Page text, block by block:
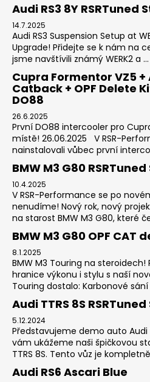
Audi RS3 8Y RSRTuned
14.7.2025
Audi RS3 Suspension Setup at
Upgrade! Přidejte se k nám na
jsme navštívili známý WERK2 a ...
Cupra Formentor VZ5
Catback + OPF Delete
DO88
26.6.2025
První DO88 intercooler pro
místě! 26.06.2025 V RSR-
nainstalovali vůbec první
BMW M3 G80
10.4.2025
V RSR-Performance se po
nenudíme! Nový rok, nový
na starost BMW M3 G80, které
BMW M3 G80 OPF CAT
8.1.2025
BMW M3 Touring na steroidech!
hranice výkonu i stylu s naší
Touring dostalo: Karbonové sání
Audi TTRS 8S
5.12.2024
Představujeme demo auto Audi
vám ukážeme naši špičkovou
TTRS 8S. Tento vůz je
Audi RS6 Ascari Blue